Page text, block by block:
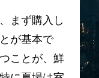
まず購入し
が基本で
ことが、鮮